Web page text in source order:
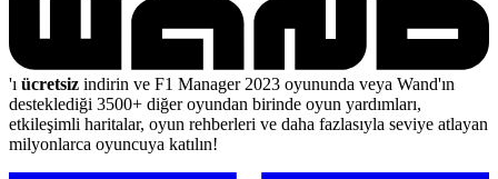
'ı ücretsiz indirin ve F1 Manager 2023 oyununda veya Wand'ın
desteklediği 3500+ diğer oyundan birinde oyun yardımları,
etkileşimli haritalar, oyun rehberleri ve daha fazlasıyla seviye atlayan
milyonlarca oyuncuya katılın!